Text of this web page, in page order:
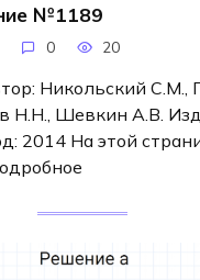
№1189
0 20
Никольский С.М.,
Н.Н., Шевкин А.В.
2014 На этой